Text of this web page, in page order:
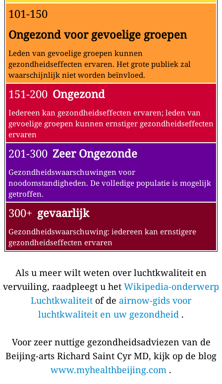
101-150
Ongezond voor gevoelige groepen
Leden van gevoelige groepen kunnen
gezondheidseffecten ervaren. Het grote publiek zal
waarschijnlijk niet worden beïnvloed.
151-200 Ongezond
Iedereen kan gezondheidseffecten ervaren; leden van
gevoelige groepen kunnen ernstiger gezondheidseffecten
ervaren
201-300 Zeer Ongezonde
Gezondheidswaarschuwingen voor
noodomstandigheden. De volledige populatie is mogelijk
getroffen.
300+ gevaarlijk
Gezondheidswaarschuwing: iedereen kan ernstigere
gezondheidseffecten ervaren
Als u meer wilt weten over luchtkwaliteit en
vervuiling, raadpleegt u het Wikipedia-onderwerp
Luchtkwaliteit of de airnow-gids voor
luchtkwaliteit en uw gezondheid .
Voor zeer nuttige gezondheidsadviezen van de
Beijing-arts Richard Saint Cyr MD, kijk op de blog
www.myhealthbeijing.com .